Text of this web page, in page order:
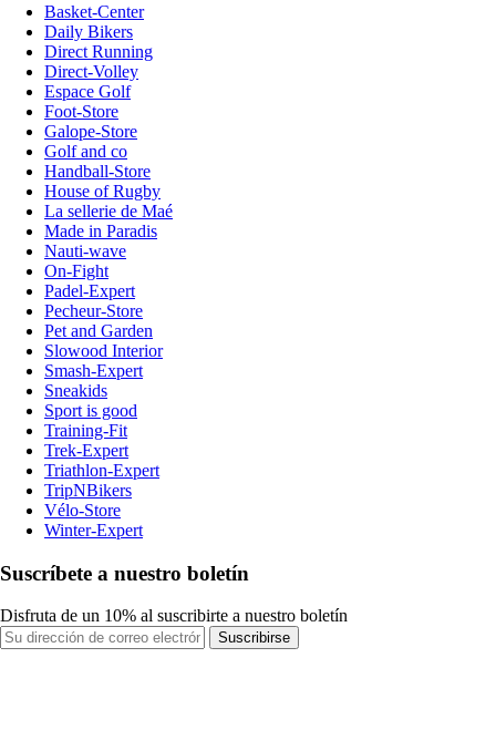
Basket-Center
Daily Bikers
Direct Running
Direct-Volley
Espace Golf
Foot-Store
Galope-Store
Golf and co
Handball-Store
House of Rugby
La sellerie de Maé
Made in Paradis
Nauti-wave
On-Fight
Padel-Expert
Pecheur-Store
Pet and Garden
Slowood Interior
Smash-Expert
Sneakids
Sport is good
Training-Fit
Trek-Expert
Triathlon-Expert
TripNBikers
Vélo-Store
Winter-Expert
Suscríbete a nuestro boletín
Disfruta de un 10% al suscribirte a nuestro boletín
Suscribirse